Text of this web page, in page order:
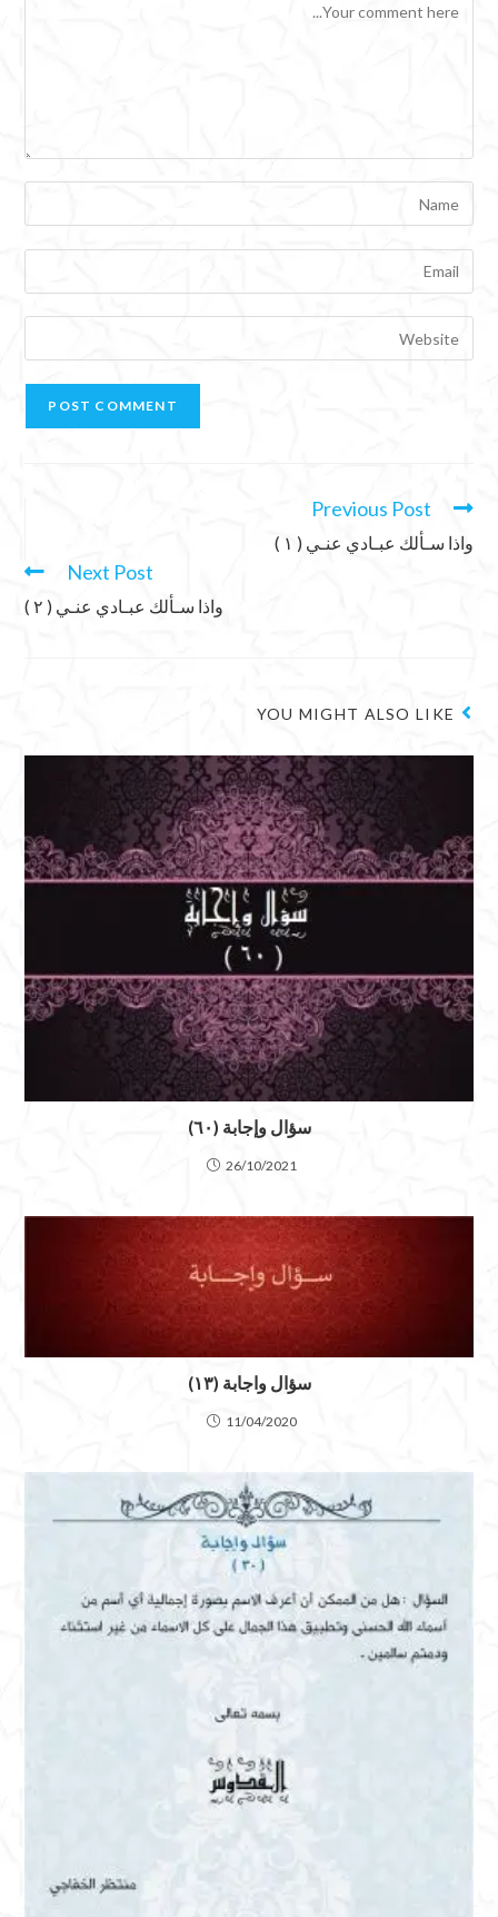
Previous Post
واذا سـألك عبـادي عنـي ( ١ )
Next Post
واذا سـألك عبـادي عنـي ( ٢ )
YOU MIGHT ALSO LIKE
سؤال وإجابة (٦٠)
26/10/2021
سؤال واجابة (١٣)
11/04/2020